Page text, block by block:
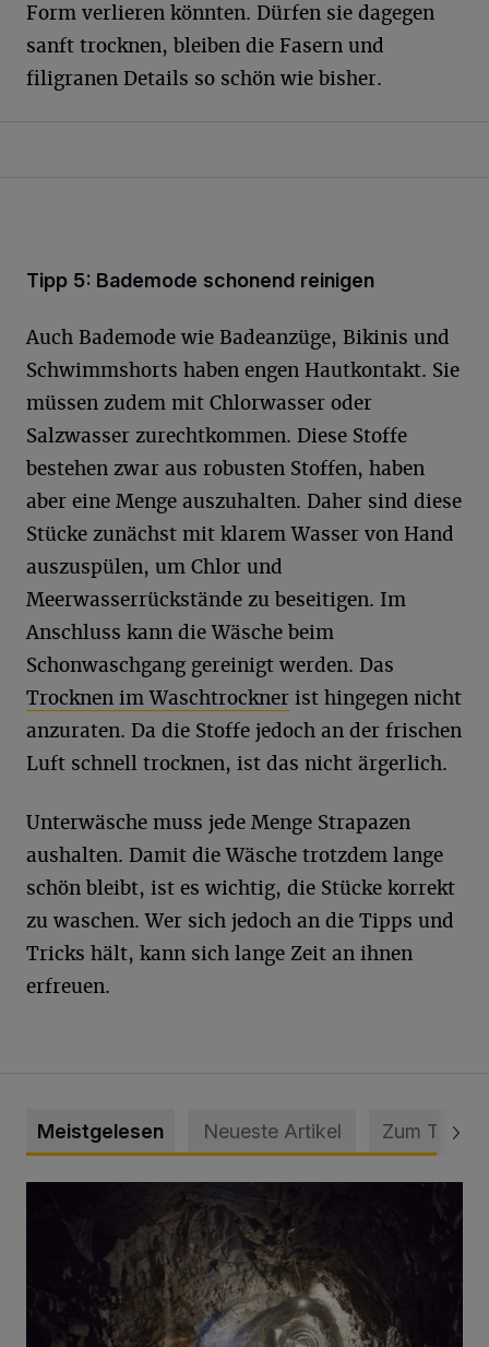
Form verlieren könnten. Dürfen sie dagegen
sanft trocknen, bleiben die Fasern und
filigranen Details so schön wie bisher.
Tipp 5: Bademode schonend reinigen
Auch Bademode wie Badeanzüge, Bikinis und
Schwimmshorts haben engen Hautkontakt. Sie
müssen zudem mit Chlorwasser oder
Salzwasser zurechtkommen. Diese Stoffe
bestehen zwar aus robusten Stoffen, haben
aber eine Menge auszuhalten. Daher sind diese
Stücke zunächst mit klarem Wasser von Hand
auszuspülen, um Chlor und
Meerwasserrückstände zu beseitigen. Im
Anschluss kann die Wäsche beim
Schonwaschgang gereinigt werden. Das
Trocknen im Waschtrockner ist hingegen nicht
anzuraten. Da die Stoffe jedoch an der frischen
Luft schnell trocknen, ist das nicht ärgerlich.
Unterwäsche muss jede Menge Strapazen
aushalten. Damit die Wäsche trotzdem lange
schön bleibt, ist es wichtig, die Stücke korrekt
zu waschen. Wer sich jedoch an die Tipps und
Tricks hält, kann sich lange Zeit an ihnen
erfreuen.
Meistgelesen Neueste Artikel Zum Thema